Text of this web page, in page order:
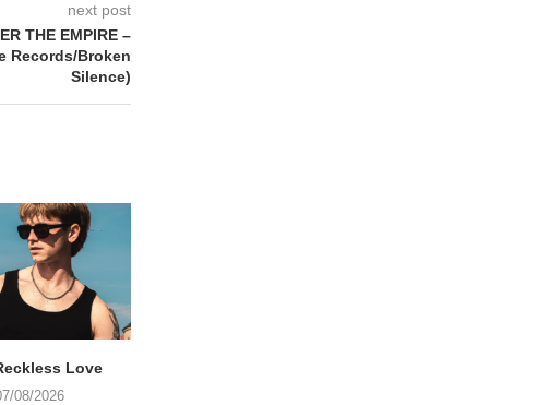
next post
THE EMPIRE –
Records/Broken
Silence)
Love
08/2026